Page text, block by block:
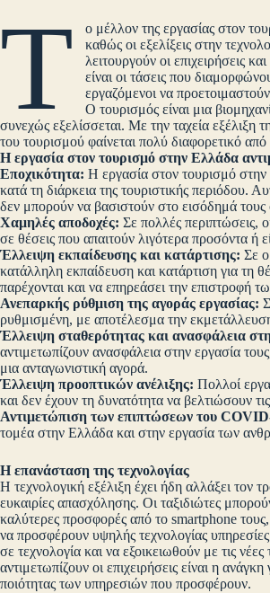
Τ
ο μέλλον της εργασίας στον
καθώς οι εξελίξεις στην
λειτουργούν οι επιχειρήσεις
είναι οι τάσεις που
εργαζόμενοι να
Ο τουρισμός είναι μια
συνεχώς εξελίσσεται. Με την ταχεία εξέλιξη
του τουρισμού φαίνεται πολύ διαφορετικό
Η εργασία στον τουρισμό στην Ελλάδα
Εποχικότητα: Η εργασία στον τουρισμό
κατά τη διάρκεια της τουριστικής περιόδου.
δεν μπορούν να βασιστούν στο εισόδημά τους
Χαμηλές αποδοχές: Σε πολλές περιπτώσεις,
σε θέσεις που απαιτούν λιγότερα προσόντα ή
Έλλειψη εκπαίδευσης και κατάρτισης: Σε
κατάλληλη εκπαίδευση και κατάρτιση για τη
παρέχονται και να επηρεάσει την επιστροφή
Ανεπαρκής ρύθμιση της αγοράς εργασίας:
ρυθμισμένη, με αποτέλεσμα την
Έλλειψη σταθερότητας και ανασφάλεια
αντιμετωπίζουν ανασφάλεια στην εργασία
μια ανταγωνιστική αγορά.
Έλλειψη προοπτικών ανέλιξης: Πολλοί
και δεν έχουν τη δυνατότητα να βελτιώσουν
Αντιμετώπιση των επιπτώσεων του
τομέα στην Ελλάδα και στην εργασία των
Η επανάσταση της τεχνολογίας
Η τεχνολογική εξέλιξη έχει ήδη αλλάξει τον
ευκαιρίες απασχόλησης. Οι ταξιδιώτες
καλύτερες προσφορές από το smartphone τους,
να προσφέρουν υψηλής τεχνολογίας
σε τεχνολογία και να εξοικειωθούν με τις
αντιμετωπίζουν οι επιχειρήσεις είναι η
ποιότητας των υπηρεσιών που προσφέρουν.